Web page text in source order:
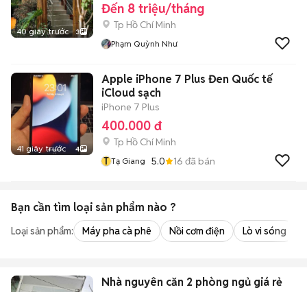
40 giây trước 3
Đến 8 triệu/tháng
Tp Hồ Chí Minh
Phạm Quỳnh Như
41 giây trước 4
Apple iPhone 7 Plus Đen Quốc tế
iCloud sạch
iPhone 7 Plus
400.000 đ
Tp Hồ Chí Minh
T Tạ Giang 5.0 16 đã bán
Bạn cần tìm loại sản phẩm nào ?
Loại sản phẩm: Máy pha cà phê Nồi cơm điện Lò vi sóng
Nhà nguyên căn 2 phòng ngủ giá rẻ